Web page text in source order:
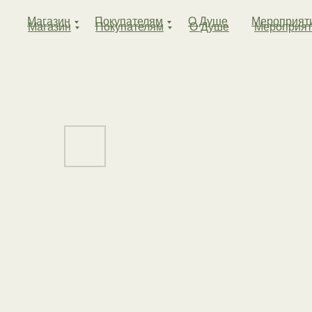
О Душе
Покупателям
Магазин О Душе
Покупателям
Магазин